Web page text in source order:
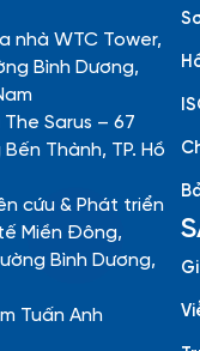
nhà WTC Tower,
Bình Dương,
Sarus – 67
Thành, TP. Hồ
cứu & Phát triển
Miền Đông,
Bình Dương,
Tuấn Anh